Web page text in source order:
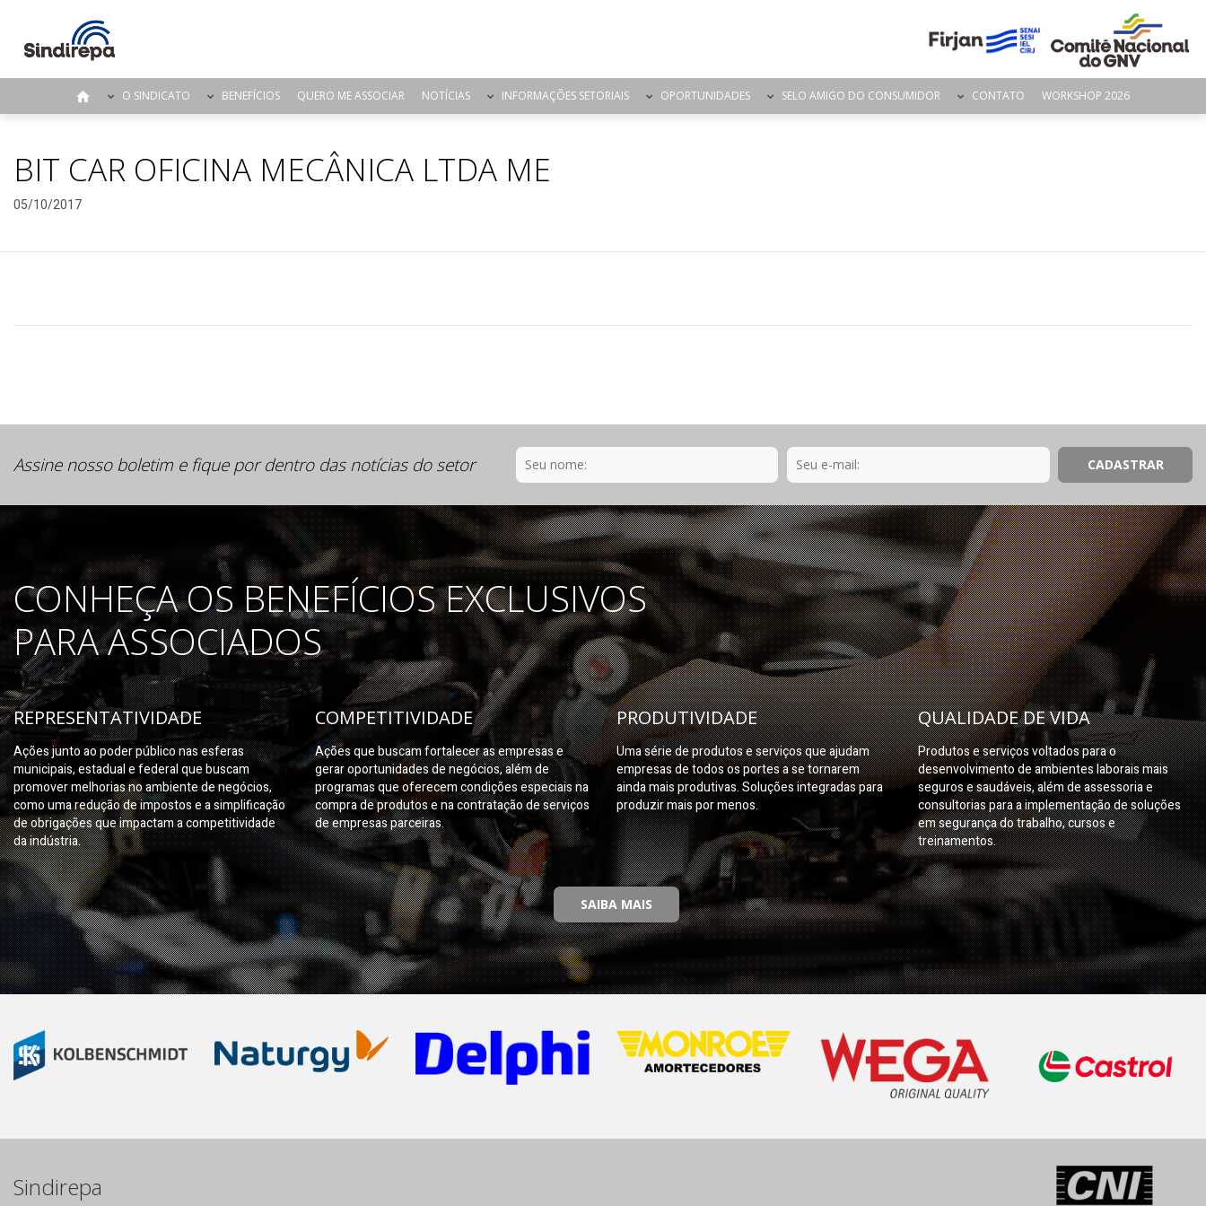
O SINDICATO BENEFÍCIOS QUERO ME ASSOCIAR NOTÍCIAS INFORMAÇÕES SETORIAIS OPORTUNIDADES SELO AMIGO DO CONSUMIDOR CONTATO WORKSHOP 2026
BIT CAR OFICINA MECÂNICA LTDA ME
05/10/2017
Assine nosso boletim e fique por dentro das notícias do setor
CONHEÇA OS BENEFÍCIOS EXCLUSIVOS
PARA ASSOCIADOS
REPRESENTATIVIDADE
Ações junto ao poder público nas esferas
municipais, estadual e federal que buscam
promover melhorias no ambiente de negócios,
como uma redução de impostos e a simplificação
de obrigações que impactam a competitividade
da indústria.
COMPETITIVIDADE
Ações que buscam fortalecer as empresas e
gerar oportunidades de negócios, além de
programas que oferecem condições especiais na
compra de produtos e na contratação de serviços
de empresas parceiras.
PRODUTIVIDADE
Uma série de produtos e serviços que ajudam
empresas de todos os portes a se tornarem
ainda mais produtivas. Soluções integradas para
produzir mais por menos.
QUALIDADE DE VIDA
Produtos e serviços voltados para o
desenvolvimento de ambientes laborais mais
seguros e saudáveis, além de assessoria e
consultorias para a implementação de soluções
em segurança do trabalho, cursos e
treinamentos.
SAIBA MAIS
Sindirepa